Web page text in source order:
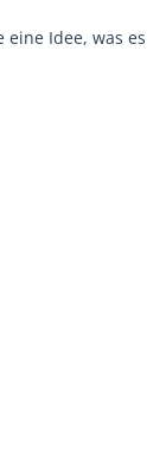
Idee, was es